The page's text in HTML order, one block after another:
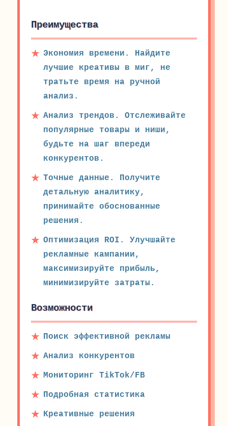
Преимущества
Экономия времени. Найдите
лучшие креативы в миг, не
тратьте время на ручной
анализ.
Анализ трендов. Отслеживайте
популярные товары и ниши,
будьте на шаг впереди
конкурентов.
Точные данные. Получите
детальную аналитику,
принимайте обоснованные
решения.
Оптимизация ROI. Улучшайте
рекламные кампании,
максимизируйте прибыль,
минимизируйте затраты.
Возможности
Поиск эффективной рекламы
Анализ конкурентов
Мониторинг TikTok/FB
Подробная статистика
Креативные решения